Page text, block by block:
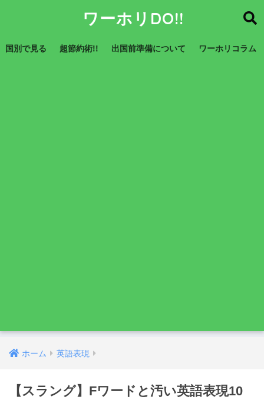
ワーホリDO!!
国別で見る 超節約術!! 出国前準備について ワーホリコラム
ホーム 英語表現
【スラング】Fワードと汚い英語表現10